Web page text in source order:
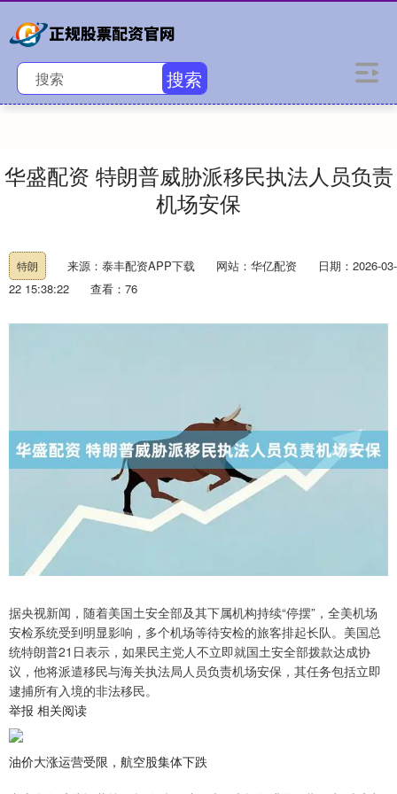
搜索
华盛配资 特朗普威胁派移民执法人员负责
机场安保
特朗 来源：泰丰配资APP下载 网站：华亿配资
日期：2026-03-
22 15:38:22
查看：76
据央视新闻，随着美国土安全部及其下属机构持续“停摆”，全美机场
安检系统受到明显影响，多个机场等待安检的旅客排起长队。美国总
统特朗普21日表示，如果民主党人不立即就国土安全部拨款达成协
议，他将派遣移民与海关执法局人员负责机场安保，其任务包括立即
逮捕所有入境的非法移民。
举报 相关阅读
油价大涨运营受限，航空股集体下跌